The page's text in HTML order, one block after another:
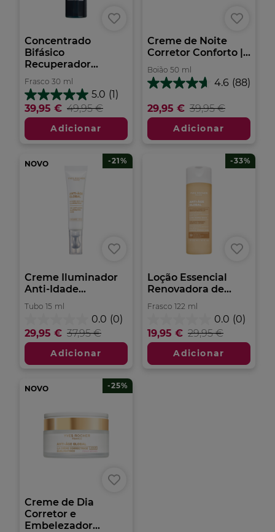
Concentrado
Bifásico
Recuperador...
Frasco 30 ml
5.0 (1)
5.0
em
5
estrelas.
1
39,95 € 49,95 €
Adicionar
Creme de Noite
Corretor Conforto |...
Boião 50 ml
4.6 (88)
4.6
5
estrelas.
análises
29,95 € 39,95 €
Adicionar
NOVO
Creme Iluminador
Anti-Idade...
Tubo 15 ml
0.0 (0)
em
5
estrelas.
29,95 € 37,95 €
-21%
Adicionar
Loção Essencial
Renovadora de...
Frasco 122 ml
0.0 (0)
em
5
estrelas.
19,95 € 29,95 €
-33%
Adicionar
NOVO
Creme de Dia
Corretor e
Embelezador...
-25%